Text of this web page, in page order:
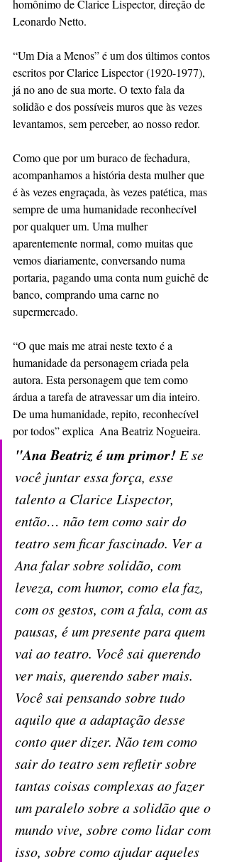
homônimo de Clarice Lispector, direção de
Leonardo Netto.
“Um Dia a Menos” é um dos últimos contos
escritos por Clarice Lispector (1920-1977),
já no ano de sua morte. O texto fala da
solidão e dos possíveis muros que às vezes
levantamos, sem perceber, ao nosso redor.
Como que por um buraco de fechadura,
acompanhamos a história desta mulher que
é às vezes engraçada, às vezes patética, mas
sempre de uma humanidade reconhecível
por qualquer um. Uma mulher
aparentemente normal, como muitas que
vemos diariamente, conversando numa
portaria, pagando uma conta num guichê de
banco, comprando uma carne no
supermercado.
“O que mais me atrai neste texto é a
humanidade da personagem criada pela
autora. Esta personagem que tem como
árdua a tarefa de atravessar um dia inteiro.
De uma humanidade, repito, reconhecível
por todos” explica  Ana Beatriz Nogueira.
"Ana Beatriz é um primor! E se
você juntar essa força, esse
talento a Clarice Lispector,
então… não tem como sair do
teatro sem ficar fascinado. Ver a
Ana falar sobre solidão, com
leveza, com humor, como ela faz,
com os gestos, com a fala, com as
pausas, é um presente para quem
vai ao teatro. Você sai querendo
ver mais, querendo saber mais.
Você sai pensando sobre tudo
aquilo que a adaptação desse
conto quer dizer. Não tem como
sair do teatro sem refletir sobre
tantas coisas complexas ao fazer
um paralelo sobre a solidão que o
mundo vive, sobre como lidar com
isso, sobre como ajudar aqueles